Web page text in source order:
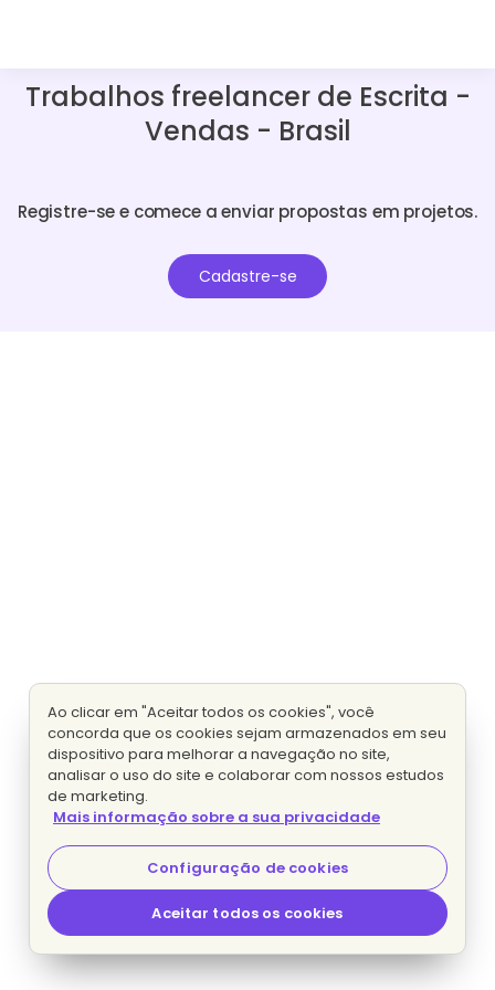
Trabalhos freelancer de Escrita -
Vendas - Brasil
Registre-se e comece a enviar propostas em projetos.
Cadastre-se
Ao clicar em "Aceitar todos os cookies", você
concorda que os cookies sejam armazenados em seu
dispositivo para melhorar a navegação no site,
analisar o uso do site e colaborar com nossos estudos
de marketing.
Mais informação sobre a sua privacidade
Configuração de cookies
Aceitar todos os cookies